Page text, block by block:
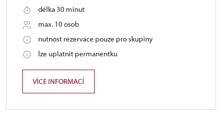
délka 30 minut
max. 10 osob
nutnost rezervace pouze pro skupiny
lze uplatnit permanentku
VÍCE INFORMACÍ